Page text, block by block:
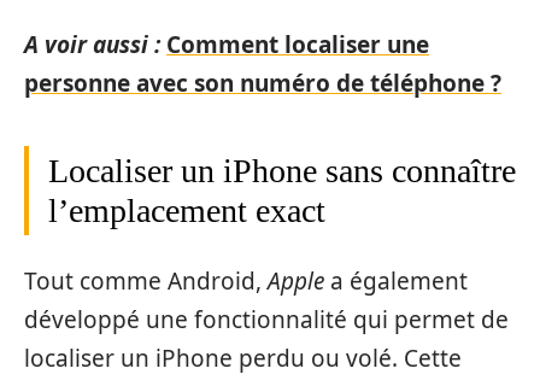
A voir aussi : Comment localiser une
personne avec son numéro de téléphone ?
Localiser un iPhone sans connaître
l’emplacement exact
Tout comme Android,Apple a également
développé une fonctionnalité qui permet de
localiser un iPhone perdu ou volé. Cette